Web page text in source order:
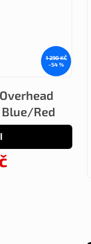
1 290 KČ
–54 %
Blue/Red